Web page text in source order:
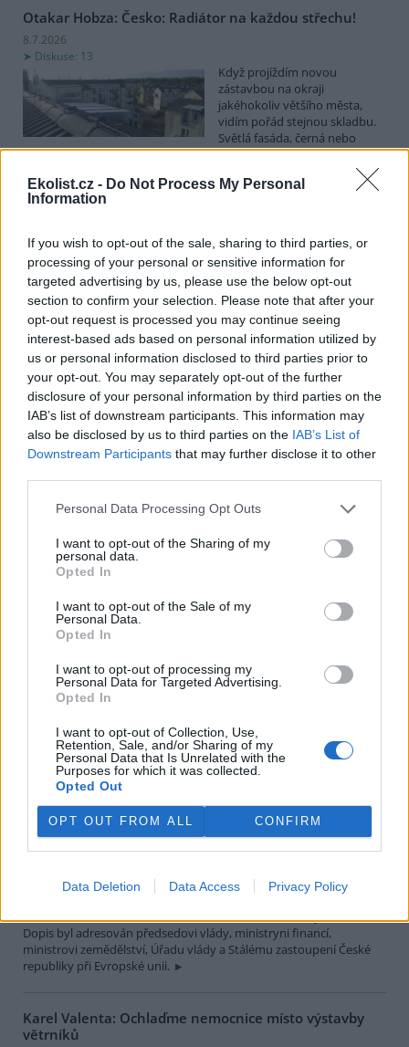
Ekolist.cz - Do Not Process My Personal
Information
If you wish to opt-out of the sale, sharing to third parties, or
processing of your personal or sensitive information for
targeted advertising by us, please use the below opt-out
section to confirm your selection. Please note that after your
opt-out request is processed you may continue seeing
interest-based ads based on personal information utilized by
us or personal information disclosed to third parties prior to
your opt-out. You may separately opt-out of the further
disclosure of your personal information by third parties on the
IAB’s list of downstream participants. This information may
also be disclosed by us to third parties on the IAB’s List of
Downstream Participants that may further disclose it to other
Personal Data Processing Opt Outs
I want to opt-out of the Sharing of my
personal data.
Opted In
I want to opt-out of the Sale of my
Personal Data.
Opted In
I want to opt-out of processing my
Personal Data for Targeted Advertising.
Opted In
I want to opt-out of Collection, Use,
Retention, Sale, and/or Sharing of my
Personal Data that Is Unrelated with the
Purposes for which it was collected.
Opted Out
OPT OUT FROM ALL CONFIRM
Data Deletion Data Access Privacy Policy
Otakar Hobza: Česko: Radiátor na každou střechu!
8.7.2026
Diskuse: 13
Když projíždím novou
zástavbou na okraji
jakéhokoliv většího města,
vidím pořád stejnou skladbu.
Světlá fasáda, černá nebo
aspoň velmi tmavá krytina. Dům vedle domu, ulice za ulicí, katalog
za katalogem. Není to náhoda ani vkus jednotlivce. Je to výchozí
nastavení, které nikdo v procesu návrhu vědomě neotevřel a
nezpochybnil.
Miroslav Patrik: Končíme s pořádáním ankety Zelená
perla. Proč?
7.7.2026
Diskuse: 30
Děti Země na konci června
2025 zveřejnily výsledky 30.
ročníku ankety Zelená perla.
Na konci června 2026 ovšem
žádné výsledky 31. ročníku za
rok 2025 nezveřejnily, jen
obsáhlý analytický článek s vybranými
výsledky ankety během jejích třiceti ročníků. Je tedy jistě vhodné
uvést důvody jejího ukončení.
v Olomouci vytvořila iniciativu za ochranu delfínů a
5.7.2026
Diskuse: 8
lze podepsat a tím vyjádřit svůj
Jiří Svoboda: SVOL vyzývá vládu k ochraně financování
rozpočtu EU
4.7.2026
Diskuse: 38
soukromých a církevních lesů
v ČR (SVOL) se obrátilo na
vládu České republiky s
výzvou, aby do české pozice
2028–2034 a o podobě společné zemědělské politiky po roce 2027
chráněného financování zemědělství, lesnictví a rozvoje venkova.
Dopis byl adresován předsedovi vlády, ministryni financí,
ministrovi zemědělství, Úřadu vlády a Stálému zastoupení České
republiky při Evropské unii.
Karel Valenta: Ochlaďme nemocnice místo výstavby
větrníků